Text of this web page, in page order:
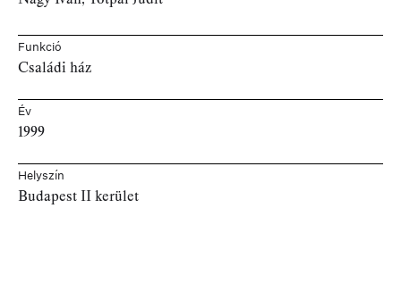
Funkció
Családi ház
Év
1999
Helyszín
Budapest II kerület